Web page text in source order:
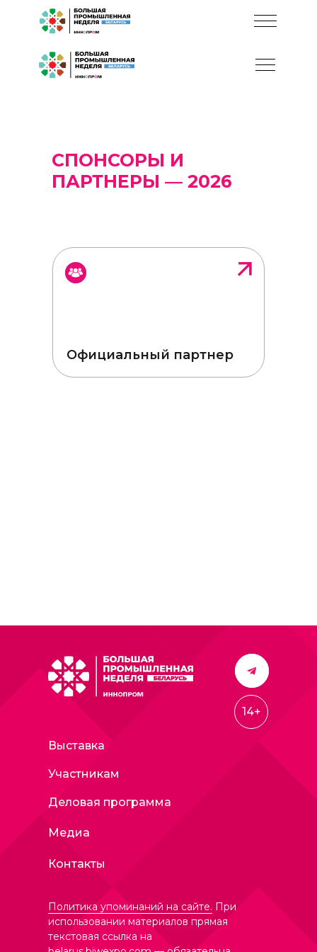
СПОНСОРЫ И
ПАРТНЕРЫ — 2026
Официальный партнер
Политика упоминаний на сайте. При
использовании материалов прямая
текстовая ссылка на
Выставка
Участникам
Деловая программа
Медиа
Контакты
14+